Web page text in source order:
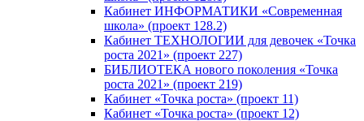
Кабинет ИНФОРМАТИКИ «Современная
школа» (проект 128.2)
Кабинет ТЕХНОЛОГИИ для девочек «Точка
роста 2021» (проект 227)
БИБЛИОТЕКА нового поколения «Точка
роста 2021» (проект 219)
Кабинет «Точка роста» (проект 11)
Кабинет «Точка роста» (проект 12)